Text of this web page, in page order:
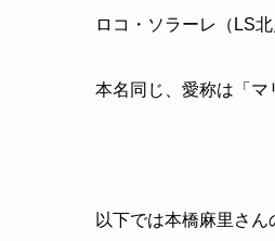
ロコ・ソラーレ（ LS
本名同じ、愛称は「マ
以下では本橋麻里さ